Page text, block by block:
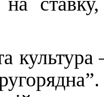
культура